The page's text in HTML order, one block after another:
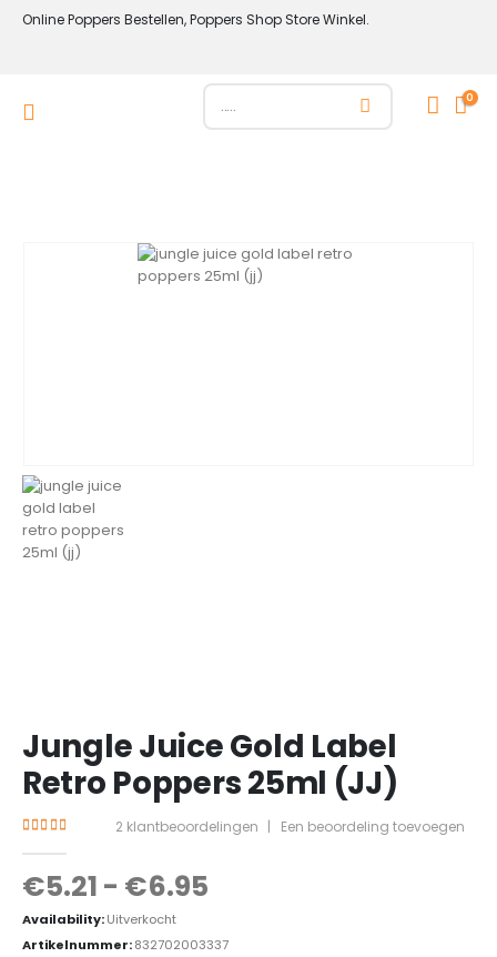
Online Poppers Bestellen, Poppers Shop Store Winkel.
0
Jungle Juice Gold Label
Retro Poppers 25ml (JJ)
2 klantbeoordelingen Een beoordeling toevoegen
€5.21 - €6.95
Availability:Uitverkocht
Artikelnummer:832702003337